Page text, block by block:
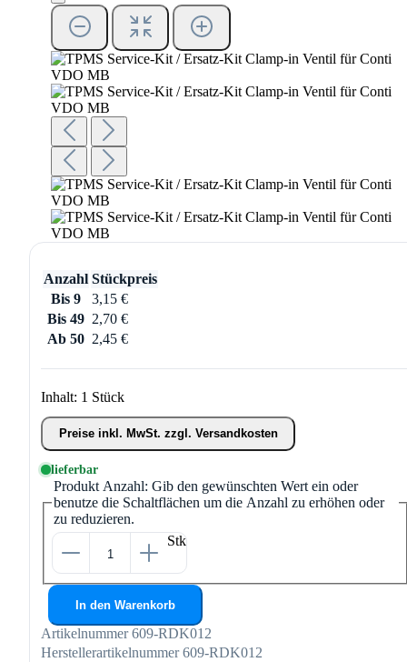
Anzahl Stückpreis
Bis 9
3,15 €
Bis 49 2,70 €
Ab 50 2,45 €
Inhalt: 1 Stück
Preise inkl. MwSt. zzgl. Versandkosten
lieferbar
Produkt Anzahl: Gib den gewünschten Wert ein oder
benutze die Schaltflächen um die Anzahl zu erhöhen oder
zu reduzieren.
Stk
In den Warenkorb
Artikelnummer 609-RDK012
Herstellerartikelnummer 609-RDK012